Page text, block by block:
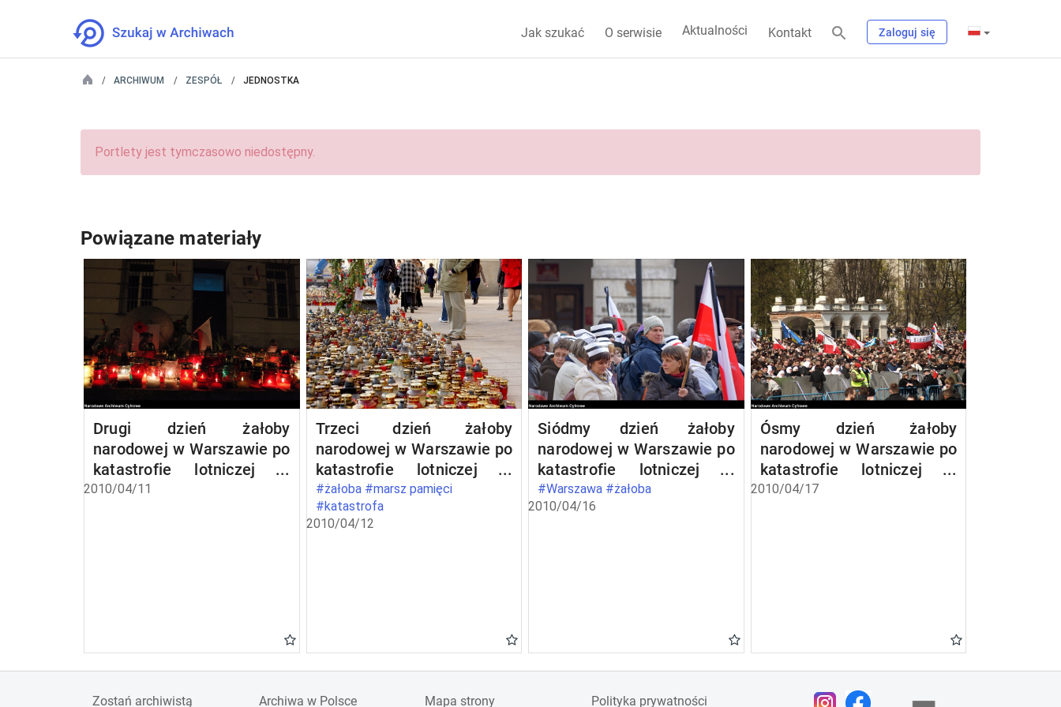
Jak szukać O serwisie Aktualności Kontakt Zaloguj się
ARCHIWUM ZESPÓŁ JEDNOSTKA
Portlety jest tymczasowo niedostępny.
Powiązane materiały
Drugi dzień żałoby
narodowej w Warszawie po
katastrofie lotniczej w
Smoleńsku
2010/04/11
Trzeci dzień żałoby
narodowej w Warszawie po
katastrofie lotniczej w
Smoleńsku
#żałoba #marsz pamięci
#katastrofa
2010/04/12
Siódmy dzień żałoby
narodowej w Warszawie po
katastrofie lotniczej w
Smoleńsku
#Warszawa #żałoba
2010/04/16
Ósmy dzień żałoby
narodowej w Warszawie po
katastrofie lotniczej w
Smoleńsku
2010/04/17
Zostań archiwistą Archiwa w Polsce Mapa strony Polityka prywatności